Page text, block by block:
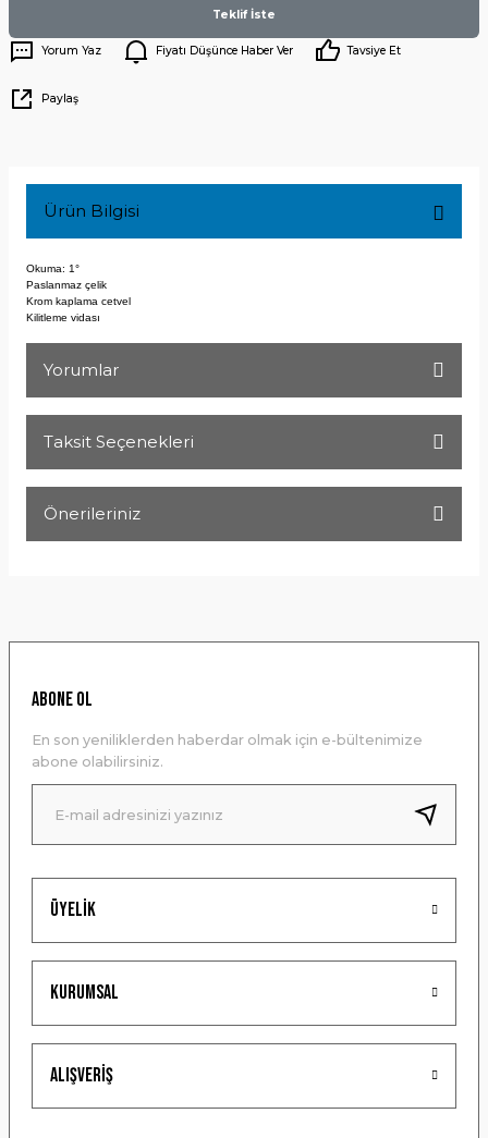
Teklif İste
Yorum Yaz Fiyatı Düşünce Haber Ver Tavsiye Et
Paylaş
Ürün Bilgisi
Okuma: 1°
Paslanmaz çelik
Krom kaplama cetvel
Kilitleme vidası
Yorumlar
Taksit Seçenekleri
Önerileriniz
Ürün resmi kalitesiz, bozuk veya görüntülenemiyor.
Ürün bilgilerinde hatalar bulunuyor.
Ürün fiyatı diğer sitelerden daha pahalı.
Bu ürüne benzer farklı alternatifler olmalı.
Gönder
Üyelik
Kurumsal
Alışveriş
ABONE OL
En son yeniliklerden haberdar olmak için e-bültenimize
abone olabilirsiniz.